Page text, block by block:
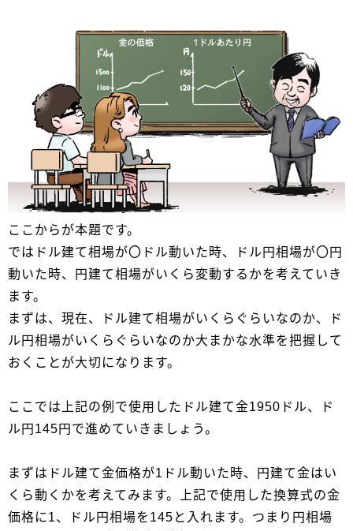
ここからが本題です。
ではドル建て相場が〇ドル動いた時、ドル円相場が〇円
動いた時、円建て相場がいくら変動するかを考えていき
ます。
まずは、現在、ドル建て相場がいくらぐらいなのか、ド
ル円相場がいくらぐらいなのか大まかな水準を把握して
おくことが大切になります。
ここでは上記の例で使用したドル建て金1950ドル、ド
ル円145円で進めていきましょう。
まずはドル建て金価格が1ドル動いた時、円建て金はい
くら動くかを考えてみます。上記で使用した換算式の金
価格に1、ドル円相場を145と入れます。つまり円相場